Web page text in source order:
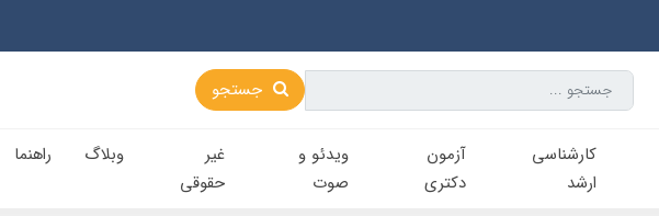
جستجو
کارشناسی‌
ارشد
آزمون
دکتری
ویدئو و
صوت
غیر
حقوقی
وبلاگ راهنما